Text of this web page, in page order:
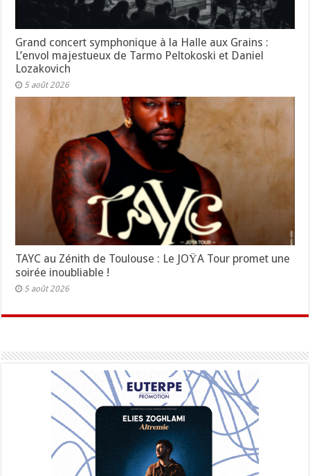
Grand concert symphonique à la Halle aux Grains :
L’envol majestueux de Tarmo Peltokoski et Daniel
Lozakovich
5 août 2026
TAYC au Zénith de Toulouse : Le JOŸA Tour promet une
soirée inoubliable !
5 août 2026